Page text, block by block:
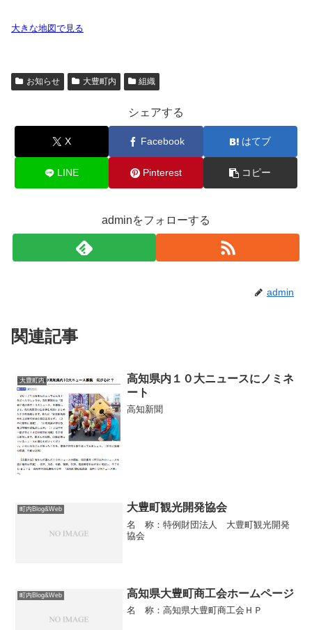
大きな地図で見る
お知らせ 大豊町内 組織
シェアする
X Facebook はてブ
LINE Pinterest コピー
adminをフォローする
admin
関連記事
大豊町内
高知県内１０大ニュースにノミネ
ート
高知新聞
町内Blog&Web 大豊町観光開発協会
名 称：特例財団法人 大豊町観光開発
協会
町内Blog&Web 高知県大豊町商工会ホームページ
名 称：高知県大豊町商工会ＨＰ